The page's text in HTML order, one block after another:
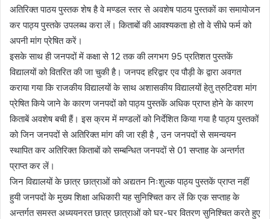
अतिरिक्त पाठय पुस्तक शेष है वे मण्डल स्तर से अवशेष पाठय पुस्तकों का समायोजन
कर पाठ्य पुस्तके उपलब्ध करा लें। किताबों की आवश्यकता हो तो वे सीधे फर्म को
अपनी मांग प्रेषित करें।
इसके साथ ही जनपदों में कक्षा से 12 तक की लगभग 95 प्रतिशत पुस्तकें
विद्यालयों को वितरित की जा चुकी है। जनपद हरिद्वार एव पौड़ी के द्वारा अवगत
कराया गया कि राजकीय विद्यालयों के साथ अशासकीय विद्यालयों हेतु त्रुटिवश मांग
प्रेषित किये जाने के कारण जनपदों को पाठ्य पुस्तकें अधिक प्राप्त होने के कारण
किताबें अवशेष बची हैं। इस क्रम में मण्डलों को निर्देशित किया गया है पाठ्य पुस्तकों
को जिन जनपदों से अतिरिक्त मांग की जा रही है , उन जनपदों से समन्वयन
स्थापित कर अतिरिक्त किताबों को सम्बन्धित जनपदों से 01 सप्ताह के अन्तर्गत
प्राप्त कर लें।
जिन विद्यालयों के छात्र छात्राओं को अद्यतन निःशुल्क पाठ्य पुस्तकें प्राप्त नहीं
हुयी जनपदों के मुख्य शिक्षा अधिकारी यह सुनिश्चित कर लें कि एक सप्ताह के
अन्तर्गत समस्त अध्ययनरत छात्र छात्राओं को घर-घर वितरण सुनिश्चित करते हुए